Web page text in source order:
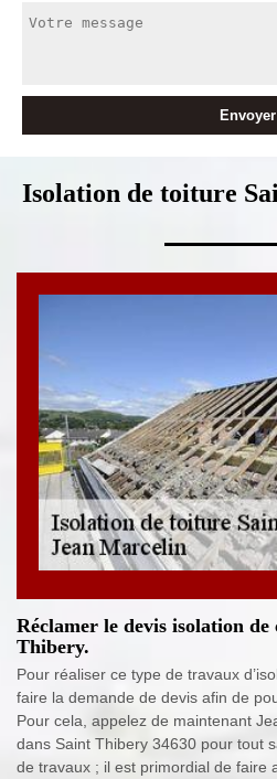
Isolation de toiture
Réclamer le devis isolation de
Thibery.
Pour réaliser ce type de travaux
faire la demande de devis afin de
Pour cela, appelez de maintenant
dans Saint Thibery 34630 pour tout
de travaux ; il est primordial de faire